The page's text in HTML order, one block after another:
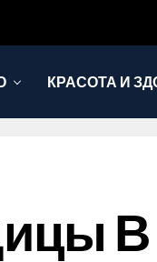
КРАСОТА И